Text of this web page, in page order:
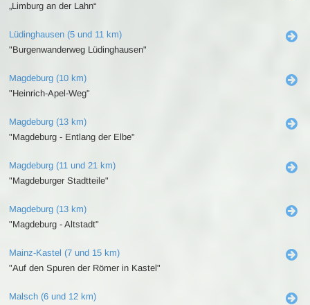
„Limburg an der Lahn“
Lüdinghausen (5 und 11 km)
"Burgenwanderweg Lüdinghausen"
Magdeburg (10 km)
"Heinrich-Apel-Weg"
Magdeburg (13 km)
"Magdeburg - Entlang der Elbe"
Magdeburg (11 und 21 km)
"Magdeburger Stadtteile"
Magdeburg (13 km)
"Magdeburg - Altstadt"
Mainz-Kastel (7 und 15 km)
"Auf den Spuren der Römer in Kastel"
Malsch (6 und 12 km)